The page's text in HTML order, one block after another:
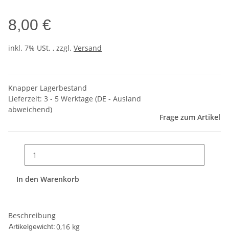
8,00 €
inkl. 7% USt. , zzgl. Versand
Knapper Lagerbestand
Lieferzeit: 3 - 5 Werktage (DE - Ausland
abweichend)
Frage zum Artikel
In den Warenkorb
Beschreibung
Artikelgewicht:0,16 kg